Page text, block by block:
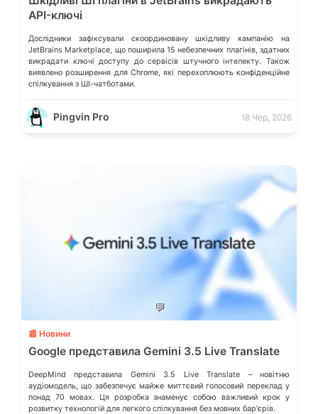
API-ключі
Дослідники зафіксували скоординовану шкідливу кампанію на
JetBrains Marketplace, що поширила 15 небезпечних плагінів, здатних
викрадати ключі доступу до сервісів штучного інтелекту. Також
виявлено розширення для Chrome, які перехоплюють конфіденційне
спілкування з ШІ-чатботами.
Pingvin Pro 18 Чер, 2026
💬
📰 Новини
Google представила Gemini 3.5 Live Translate
DeepMind представила Gemini 3.5 Live Translate – новітню
аудіомодель, що забезпечує майже миттєвий голосовий переклад у
понад 70 мовах. Ця розробка знаменує собою важливий крок у
розвитку технологій для легкого спілкування без мовних барʼєрів.